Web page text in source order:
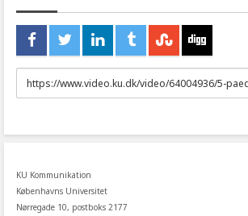
URL
to
KU Kommunikation
Københavns Universitet
Nørregade 10, postboks 2177